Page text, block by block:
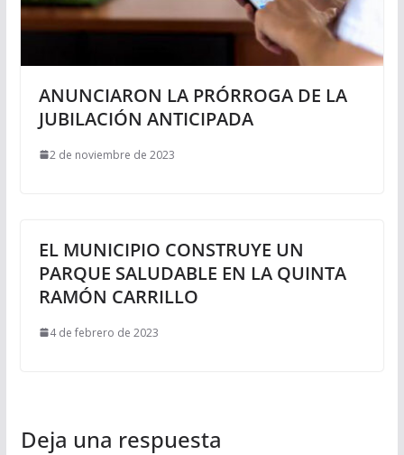
ANUNCIARON LA PRÓRROGA DE LA
JUBILACIÓN ANTICIPADA
2 de noviembre de 2023
EL MUNICIPIO CONSTRUYE UN
PARQUE SALUDABLE EN LA QUINTA
RAMÓN CARRILLO
4 de febrero de 2023
Deja una respuesta